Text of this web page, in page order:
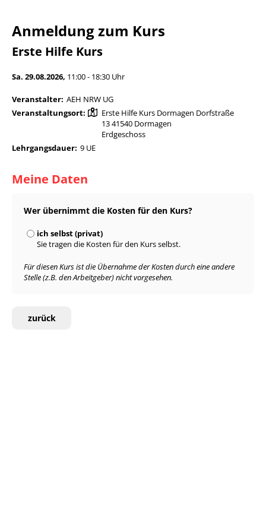
Anmeldung zum Kurs
Erste Hilfe Kurs
Sa. 29.08.2026, 11:00 - 18:30 Uhr
Veranstalter: AEH NRW UG
Veranstaltungsort:
Erste Hilfe Kurs Dormagen Dorfstraße
13 41540 Dormagen
Erdgeschoss
Lehrgangsdauer: 9 UE
Meine Daten
Wer übernimmt die Kosten für den Kurs?
ich selbst (privat)
Sie tragen die Kosten für den Kurs selbst.
Für diesen Kurs ist die Übernahme der Kosten durch eine andere
Stelle (z.B. den Arbeitgeber) nicht vorgesehen.
zurück